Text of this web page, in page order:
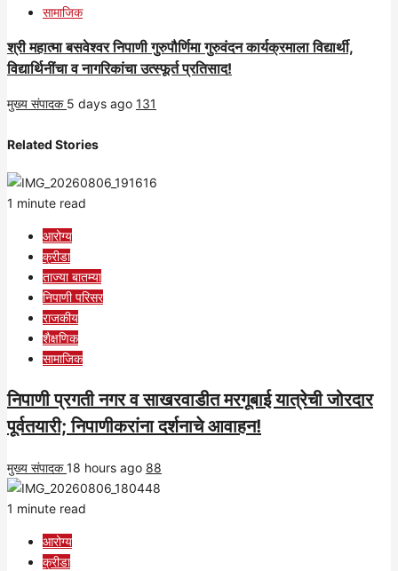
सामाजिक
श्री महात्मा बसवेश्वर निपाणी गुरुपौर्णिमा गुरुवंदन कार्यक्रमाला विद्यार्थी,
विद्यार्थिनींचा व नागरिकांचा उत्स्फूर्त प्रतिसाद!
मुख्य संपादक 5 days ago 131
Related Stories
1 minute read
आरोग्य
क्रीडा
ताज्या बातम्या
निपाणी परिसर
राजकीय
शैक्षणिक
सामाजिक
निपाणी प्रगती नगर व साखरवाडीत मरगूबाई यात्रेची जोरदार
पूर्वतयारी; निपाणीकरांना दर्शनाचे आवाहन!
मुख्य संपादक18 hours ago 88
1 minute read
आरोग्य
क्रीडा